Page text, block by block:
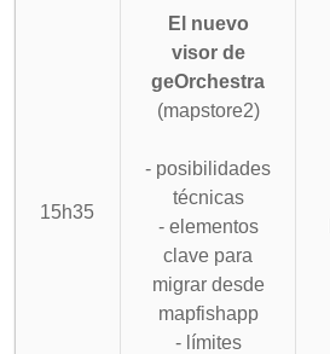
15h35
El nuevo
visor de
geOrchestra
(mapstore2)
- posibilidades
técnicas
- elementos
clave para
migrar desde
mapfishapp
- límites